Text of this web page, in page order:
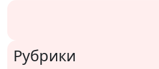
Рубрики